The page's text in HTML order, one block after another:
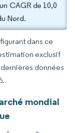
CAGR de 10,0
Nord.
dans ce
exclusif
données
mondial